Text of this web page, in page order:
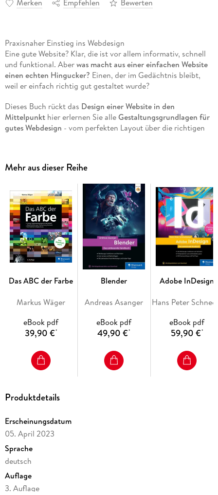
Merken Empfehlen Bewerten
Praxisnaher Einstieg ins Webdesign
Eine gute Website? Klar, die ist vor allem informativ, schnell
und funktional. Aberwas macht aus einer einfachen Website
einen echten Hingucker? Einen, der im Gedächtnis bleibt,
weil er einfach richtig gut gestaltet wurde?
Dieses Buch rückt das Design einer Website in den
Mittelpunkthier erlernen Sie alleGestaltungsgrundlagen für
gutes Webdesign - vom perfekten Layout über die richtigen
und in vielen zusätzlichen
Gestaltungsprinzipien im Web anwenden und sie konkret
umsetzen. Dass dabei mitHTML5 und CSS3
gearbeitet wird,
versteht sich von selbst. Auch Barrierefreiheit, Usability und
Responsive Webdesign werden großgeschrieben.So
entstehen moderne und attraktive Websites, die jeder gerne
besucht!
Grundkenntnisse in HTML5 und CSS3 werden vorausgesetzt!
Mit Schriften, Farben und Grafiken gestalten
Usability, Webstandards und Responsive Webdesign
Aus dem Inhalt:
Website-Konzeption
Responsive Webdesign
Ideen finden und bewerten
Typografie, Webfonts
Grafiken, Bilder, Icons, Buttons, Links, Navigation
Informationsarchitektur
CSS-Layouts, Raster
HTML5 und CSS3
Usability, Barrierefreiheit
Mehr aus dieser Reihe
Das ABC der Farbe
Markus Wäger
eBook pdf
39,90 €*
Blender
Andreas Asanger
eBook pdf
49,90 €*
Adobe InDesign
eBook pdf
59,90 €*
Produktdetails
Erscheinungsdatum
05. April 2023
Sprache
deutsch
Auflage
3. Auflage